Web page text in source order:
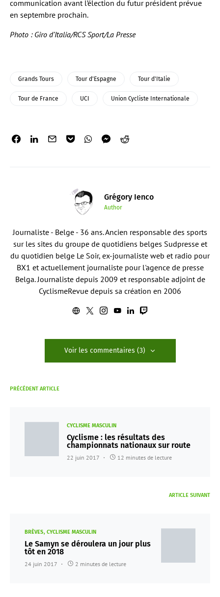
communication avant l’élection du futur président prévue
en septembre prochain.
Photo : Giro d’Italia/RCS Sport/La Presse
Grands Tours Tour d'Espagne Tour d'Italie
Tour de France UCI Union Cycliste Internationale
Grégory Ienco
Author
Journaliste - Belge - 36 ans. Ancien responsable des sports
sur les sites du groupe de quotidiens belges Sudpresse et
du quotidien belge Le Soir, ex-journaliste web et radio pour
BX1 et actuellement journaliste pour l'agence de presse
Belga. Journaliste depuis 2009 et responsable adjoint de
CyclismeRevue depuis sa création en 2006
Voir les commentaires (3)
PRÉCÉDENT ARTICLE
CYCLISME MASCULIN
Cyclisme : les résultats des
championnats nationaux sur route
22 juin 2017 12 minutes de lecture
ARTICLE SUIVANT
BRÈVES CYCLISME MASCULIN
Le Samyn se déroulera un jour plus
tôt en 2018
24 juin 2017 2 minutes de lecture